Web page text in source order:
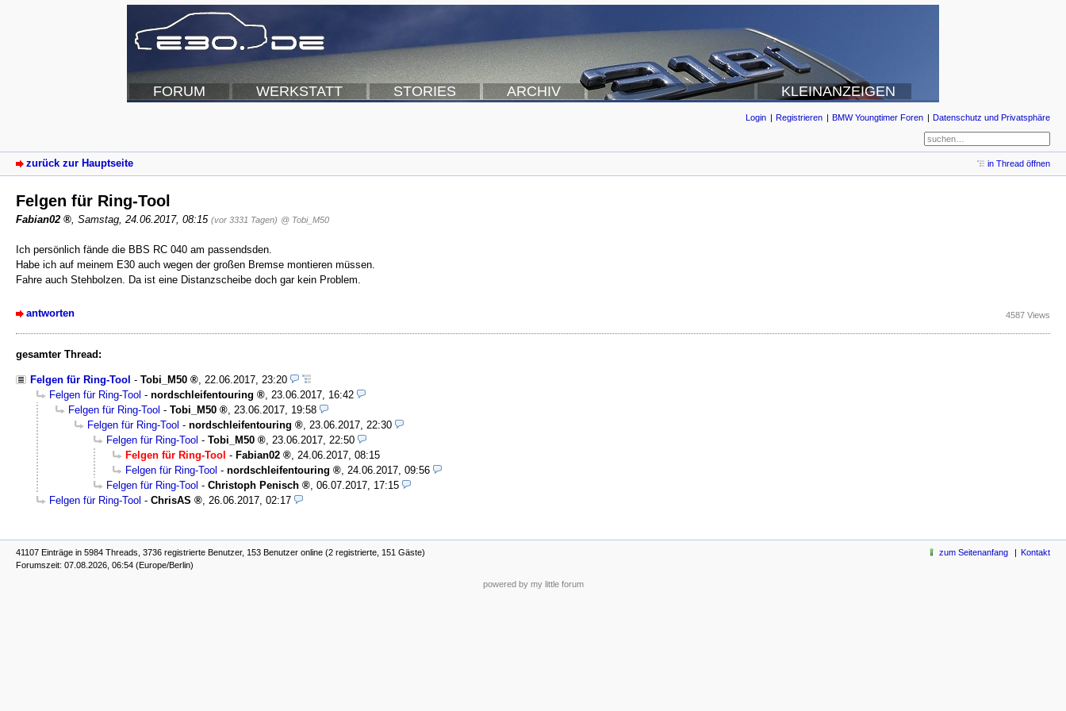
FORUM WERKSTATT STORIES ARCHIV KLEINANZEIGEN
Login Registrieren BMW Youngtimer Foren Datenschutz und Privatsphäre
zurück zur Hauptseite in Thread öffnen
Felgen für Ring-Tool
Fabian02 Samstag, 24.06.2017, 08:15 (vor 3331 Tagen) @ Tobi_M50
Ich persönlich fände die BBS RC 040 am passendsden.
Habe ich auf meinem E30 auch wegen der großen Bremse montieren müssen.
Fahre auch Stehbolzen. Da ist eine Distanzscheibe doch gar kein Problem.
antworten 4587 Views
gesamter Thread:
Felgen für Ring-Tool - Tobi_M50
22.06.2017, 23:20
Felgen für Ring-Tool - nordschleifentouring
23.06.2017, 16:42
Felgen für Ring-Tool - Tobi_M50
23.06.2017, 19:58
Felgen für Ring-Tool - nordschleifentouring
23.06.2017, 22:30
Felgen für Ring-Tool - Tobi_M50
23.06.2017, 22:50
Felgen für Ring-Tool - Fabian02
24.06.2017, 08:15
Felgen für Ring-Tool - nordschleifentouring
24.06.2017, 09:56
Felgen für Ring-Tool - Christoph Penisch
06.07.2017, 17:15
Felgen für Ring-Tool - ChrisAS 26.06.2017, 02:17
41107 Einträge in 5984 Threads, 3736 registrierte Benutzer, 153 Benutzer online (2 registrierte, 151 Gäste)
Forumszeit: 07.08.2026, 06:54 (Europe/Berlin)
zum Seitenanfang Kontakt
powered by my little forum